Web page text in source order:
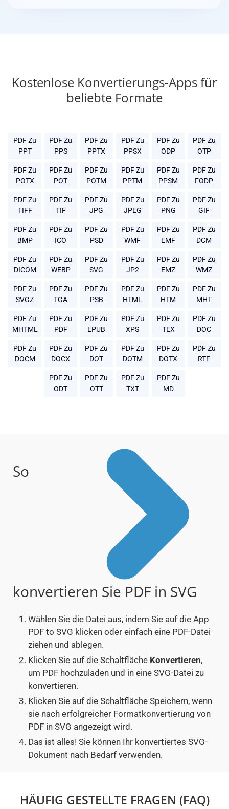
Kostenlose Konvertierungs-Apps für
beliebte Formate
PDF Zu
PPT
PDF Zu
PPS
PDF Zu
PPTX
PDF Zu
PPSX
PDF Zu
ODP
PDF Zu
OTP
PDF Zu
POTX
PDF Zu
POT
PDF Zu
POTM
PDF Zu
PPTM
PDF Zu
PPSM
PDF Zu
FODP
PDF Zu
TIFF
PDF Zu
TIF
PDF Zu
JPG
PDF Zu
JPEG
PDF Zu
PNG
PDF Zu
GIF
PDF Zu
BMP
PDF Zu
ICO
PDF Zu
PSD
PDF Zu
WMF
PDF Zu
EMF
PDF Zu
DCM
PDF Zu
DICOM
PDF Zu
WEBP
PDF Zu
SVG
PDF Zu
JP2
PDF Zu
EMZ
PDF Zu
WMZ
PDF Zu
SVGZ
PDF Zu
TGA
PDF Zu
PSB
PDF Zu
HTML
PDF Zu
HTM
PDF Zu
MHT
PDF Zu
MHTML
PDF Zu
PDF
PDF Zu
EPUB
PDF Zu
XPS
PDF Zu
TEX
PDF Zu
DOC
PDF Zu
DOCM
PDF Zu
DOCX
PDF Zu
DOT
PDF Zu
DOTM
PDF Zu
DOTX
PDF Zu
RTF
PDF Zu
ODT
PDF Zu
OTT
PDF Zu
TXT
PDF Zu
MD
So
konvertieren Sie PDF in SVG
Wählen Sie die Datei aus, indem Sie auf die App
PDF to SVG klicken oder einfach eine PDF-Datei
ziehen und ablegen.
Klicken Sie auf die Schaltfläche Konvertieren,
um PDF hochzuladen und in eine SVG-Datei zu
konvertieren.
Klicken Sie auf die Schaltfläche Speichern, wenn
sie nach erfolgreicher Formatkonvertierung von
PDF in SVG angezeigt wird.
Das ist alles! Sie können Ihr konvertiertes SVG-
Dokument nach Bedarf verwenden.
HÄUFIG GESTELLTE FRAGEN (FAQ)